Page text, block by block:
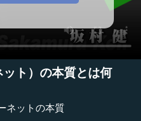
ト）の本質とは何
ネットの本質